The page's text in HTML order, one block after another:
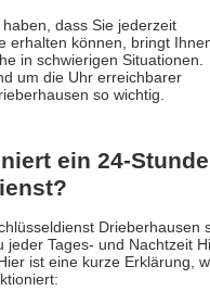
dass Sie jederzeit
erhalten können, bringt
in schwierigen Situationen.
um die Uhr erreichbarer
so wichtig.
ein 24-
Drieberhausen
jeder Tages- und Nachtzeit
ist eine kurze Erklärung,